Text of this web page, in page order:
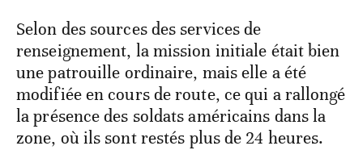
Selon des sources des services de
renseignement, la mission initiale était bien
une patrouille ordinaire, mais elle a été
modifiée en cours de route, ce qui a rallongé
la présence des soldats américains dans la
zone, où ils sont restés plus de 24 heures.